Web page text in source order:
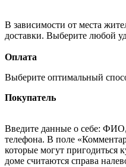
В зависимости от места
доставки. Выберите любой
Оплата
Выберите оптимальный
Покупатель
Введите данные о себе:
телефона. В поле
которые могут пригодиться
доме считаются справа